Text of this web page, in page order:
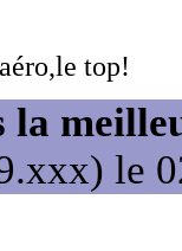
top!
la
le